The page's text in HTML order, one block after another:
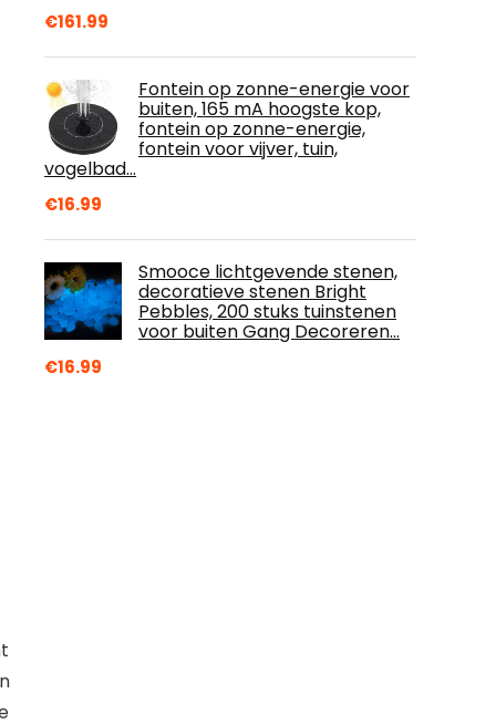
€161.99
Fontein op zonne-energie voor
buiten, 165 mA hoogste kop,
fontein op zonne-energie,
fontein voor vijver, tuin,
vogelbad…
€16.99
Smooce lichtgevende stenen,
decoratieve stenen Bright
Pebbles, 200 stuks tuinstenen
voor buiten Gang Decoreren…
€16.99